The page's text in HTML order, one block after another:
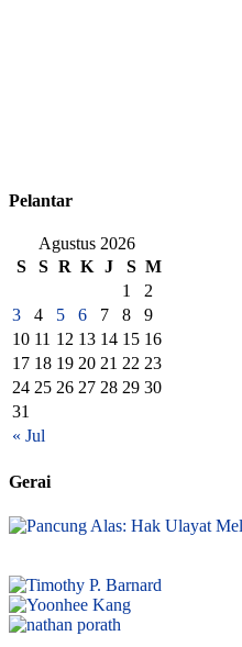
Pelantar
Agustus 2026
S
S R K J S M
« Jul
1
2
3
4 5 6 7 8
9
10 11 12 13 14 15 16
17 18 19 20 21 22 23
24 25 26 27 28 29 30
31
Gerai